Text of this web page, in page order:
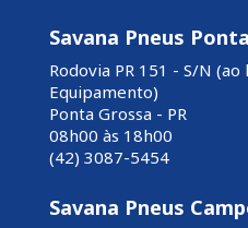
Savana Pneus
Rodovia PR 151 - S/N
Equipamento)
Ponta Grossa - PR
08h00 às 18h00
(42) 3087-5454
Savana Pneus